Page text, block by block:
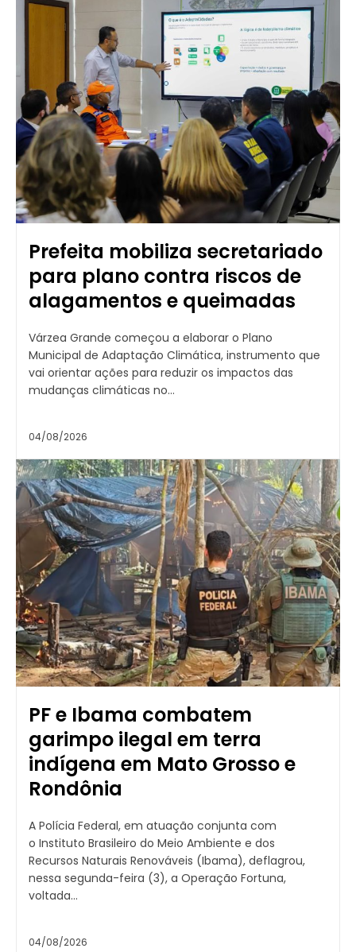
Prefeita mobiliza secretariado
para plano contra riscos de
alagamentos e queimadas
Várzea Grande começou a elaborar o Plano
Municipal de Adaptação Climática, instrumento que
vai orientar ações para reduzir os impactos das
mudanças climáticas no...
04/08/2026
PF e Ibama combatem
garimpo ilegal em terra
indígena em Mato Grosso e
Rondônia
A Polícia Federal, em atuação conjunta com
o Instituto Brasileiro do Meio Ambiente e dos
Recursos Naturais Renováveis (Ibama), deflagrou,
nessa segunda-feira (3), a Operação Fortuna,
voltada...
04/08/2026